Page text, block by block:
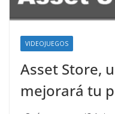
VIDEOJUEGOS
Asset Store,
mejorará tu